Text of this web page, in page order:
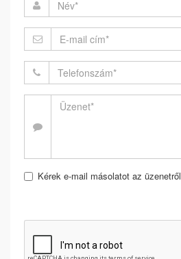
Kérek e-mail másolatot az üzenetről